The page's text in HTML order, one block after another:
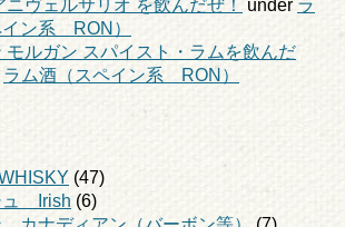
ヴェルサリオ を飲んだぜ！
under ラ
イン系 RON）
モルガン スパイスト・ラムを飲んだ
ラム酒（スペイン系 RON）
(47)
ュ Irish (6)